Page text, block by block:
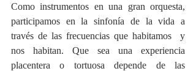
Como instrumentos en una gran orquesta,
participamos en la sinfonía de la vida a
través de las frecuencias que habitamos  y
nos habitan. Que sea una experiencia
placentera o tortuosa depende de las